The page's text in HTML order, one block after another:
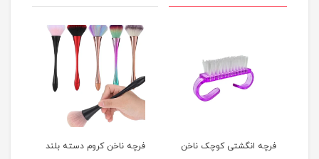
فرچه انگشتی کوچک ناخن فرچه ناخن کروم دسته بلند